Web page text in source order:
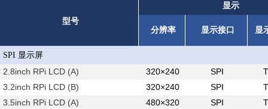
型号
显示
分辨率 显示接口 显
SPI 显示屏
2.8inch RPi LCD (A)
320×240 SPI
3.2inch RPi LCD (B)
320×240 SPI
3.5inch RPi LCD (A)
480×320 SPI